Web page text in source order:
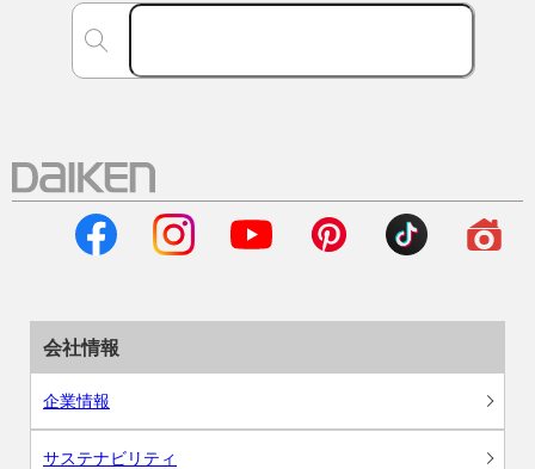
会社情報
企業情報
サステナビリティ